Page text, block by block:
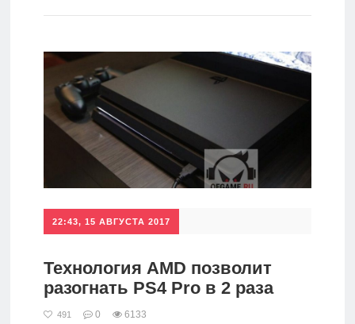
Мобильное
Культовые
игры
22:43, 15 АВГУСТА 2017
Технология AMD позволит
разогнать PS4 Pro в 2 раза
491 0 6133